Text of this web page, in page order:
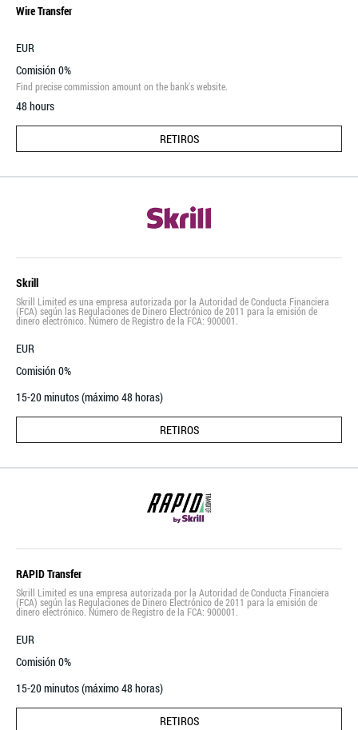
Wire Transfer
EUR
Comisión 0%
Find precise commission amount on the bank's website.
48 hours
RETIROS
Skrill
Skrill Limited es una empresa autorizada por la Autoridad de Conducta Financiera
(FCA) según las Regulaciones de Dinero Electrónico de 2011 para la emisión de
dinero electrónico. Número de Registro de la FCA: 900001.
EUR
Comisión 0%
15-20 minutos (máximo 48 horas)
RETIROS
RAPID Transfer
Skrill Limited es una empresa autorizada por la Autoridad de Conducta Financiera
(FCA) según las Regulaciones de Dinero Electrónico de 2011 para la emisión de
dinero electrónico. Número de Registro de la FCA: 900001.
EUR
Comisión 0%
15-20 minutos (máximo 48 horas)
RETIROS